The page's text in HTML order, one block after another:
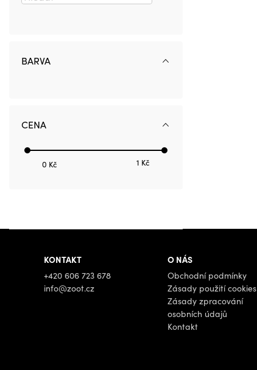
BARVA
CENA
0 Kč 1 Kč
KONTAKT
+420 606 723 678
info@zoot.cz
O NÁS
Obchodní podmínky
Zásady použití cookies
Zásady zpracování
osobních údajů
Kontakt